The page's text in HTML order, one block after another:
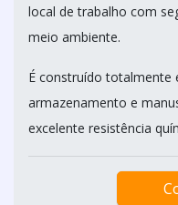
local de trabalho com
meio ambiente.
É construído totalmente
armazenamento e
excelente resistência